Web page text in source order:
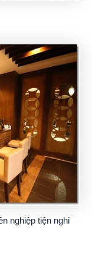
nghiệp tiện nghi